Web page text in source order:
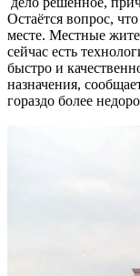
Остаётся вопрос,
месте. Местные
сейчас есть
быстро и
назначения,
гораздо более